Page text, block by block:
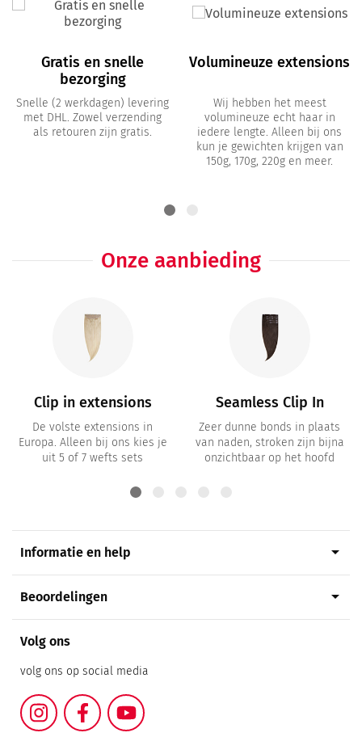
Gratis en snelle
bezorging
Snelle (2 werkdagen) levering
met DHL. Zowel verzending
als retouren zijn gratis.
Volumineuze extensions
Wij hebben het meest
volumineuze echt haar in
iedere lengte. Alleen bij ons
kun je gewichten krijgen van
150g, 170g, 220g en meer.
Onze aanbieding
Clip in extensions
De volste extensions in
Europa. Alleen bij ons kies je
uit 5 of 7 wefts sets
Seamless Clip In
Zeer dunne bonds in plaats
van naden, stroken zijn bijna
onzichtbaar op het hoofd
Informatie en help arrow_drop_down
Volg ons
volg ons op social media
InstagramFacebookYouTube
Beoordelingen arrow_drop_down